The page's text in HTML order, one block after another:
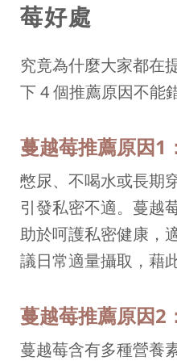
莓好處
究竟為什麼大家都在
下 4 個推薦原因不能
蔓越莓推薦原因1
憋尿、不喝水或長期
引發私密不適。蔓越
助於呵護私密健康，
議日常適量攝取，藉
蔓越莓推薦原因2
蔓越莓含有多種營養